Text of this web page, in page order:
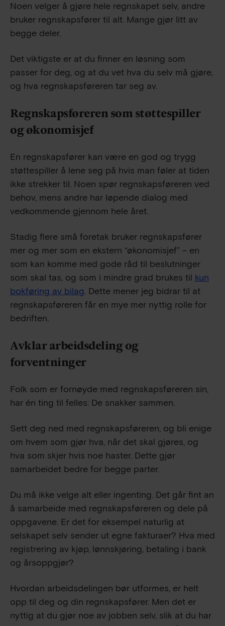
Noen velger å gjøre hele regnskapet selv, andre
bruker regnskapsfører til alt. Mange gjør litt av
begge deler.
Det viktigste er at du finner en løsning som
passer for deg, og at du vet hva du selv må gjøre,
og hva regnskapsføreren tar seg av.
Regnskapsføreren som støttespiller
og økonomisjef
En regnskapsfører kan være en god og trygg
støttespiller å lene seg på hvis man føler at tiden
ikke strekker til. Noen spør regnskapsføreren ved
behov, mens andre har løpende dialog med
vedkommende gjennom hele året.
Stadig flere små foretak bruker regnskapsfører
mer og mer som en ekstern “økonomisjef” – en
som kan komme med gode råd til beslutninger
som skal tas, og som i mindre grad brukes til kun
bokføring av bilag. Dette mener jeg bidrar til at
regnskapsføreren får en mye mer nyttig rolle for
bedriften.
Avklar arbeidsdeling og
forventninger
Folk som er fornøyde med regnskapsføreren sin,
har én ting til felles: De snakker sammen.
Sett deg ned med regnskapsføreren, og bli enige
om hvem som gjør hva, når det skal gjøres, og
hva som skjer hvis noe haster. Dette gjør
samarbeidet bedre for begge parter.
Du må ikke velge alt eller ingenting. Det går fint an
å samarbeide med regnskapsføreren og dele på
oppgavene. Er det for eksempel naturlig at
selskapet selv sender ut egne fakturaer? Hva med
registrering av kjøp, lønnskjøring, betaling i bank
og årsoppgjør?
Hvordan arbeidsdelingen bør utformes, er helt
opp til deg og din regnskapsfører. Men det er
nyttig at du gjør noe av jobben selv, slik at du har